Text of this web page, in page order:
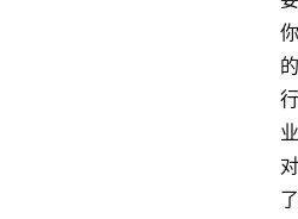
你
的
行
业
对
了